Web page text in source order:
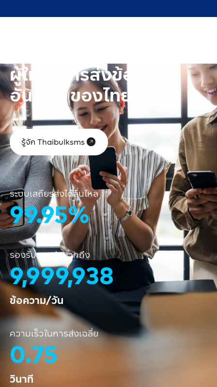
ผู้ให้บริการส่งข้อความ
อันดับ 1 ของไทย
รู้จัก Thaibulksms
ระบบเสถียรส่งได้ลื่นไหล
99.95%
รองรับการส่งมากถึง
9,999,998
ข้อความ/วัน
ความเร็วในการส่งเฉลี่ย
0.75
วินาที